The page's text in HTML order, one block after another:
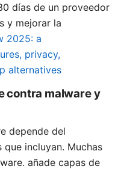
días de un proveedor
y mejorar la
2025: a
privacy,
alternatives
contra malware y
depende del
incluyan. Muchas
añade capas de